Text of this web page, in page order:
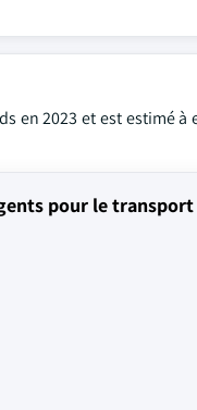
en 2023 et est estimé
pour le transport